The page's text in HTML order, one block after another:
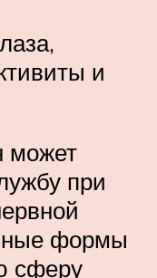
и
может
при
формы
сферу